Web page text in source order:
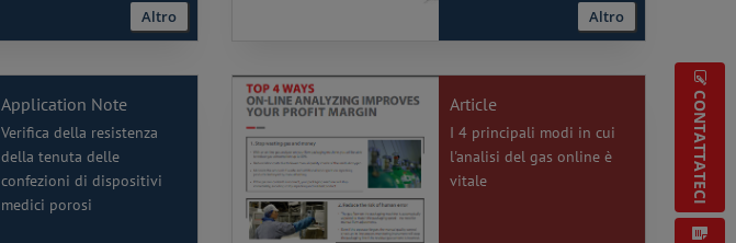
CONTATTATECI
Altro Altro
Application Note
Verifica della resistenza
della tenuta delle
confezioni di dispositivi
medici porosi
Article
I 4 principali modi in cui
l'analisi del gas online è
vitale